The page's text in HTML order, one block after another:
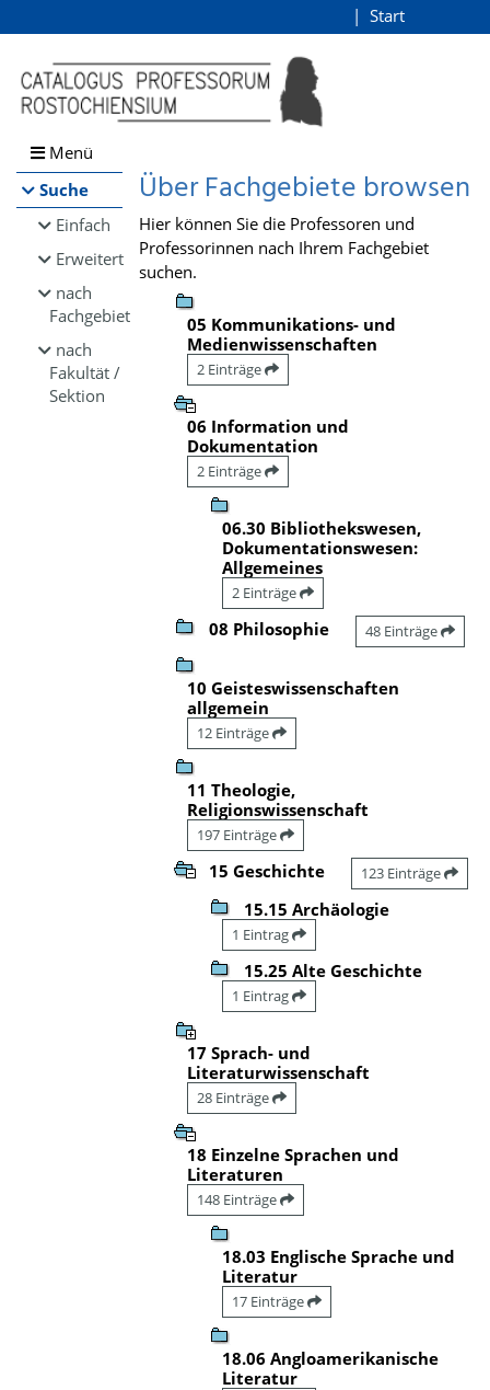
Browsen
direkt zum Inhalt
Start
Menü
Suche
Einfach
Erweitert
nach
Fachgebiet
nach
Fakultät /
Sektion
Über Fachgebiete browsen
Hier können Sie die Professoren und
Professorinnen nach Ihrem Fachgebiet
suchen.
05 Kommunikations- und
Medienwissenschaften
2 Einträge
06 Information und
Dokumentation
2 Einträge
06.30 Bibliothekswesen,
Dokumentationswesen:
Allgemeines
2 Einträge
08 Philosophie 48 Einträge
10 Geisteswissenschaften
allgemein
12 Einträge
11 Theologie,
Religionswissenschaft
197 Einträge
15 Geschichte 123 Einträge
15.15 Archäologie
1 Eintrag
15.25 Alte Geschichte
1 Eintrag
17 Sprach- und
Literaturwissenschaft
28 Einträge
18 Einzelne Sprachen und
Literaturen
148 Einträge
18.03 Englische Sprache und
Literatur
17 Einträge
18.06 Angloamerikanische
Literatur